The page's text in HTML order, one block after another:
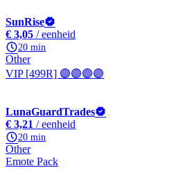
SunRise
€ 3,05 / eenheid
20 min
Other
VIP [499R] 🟣🟣🟣🟣
LunaGuardTrades
€ 3,21 / eenheid
20 min
Other
Emote Pack